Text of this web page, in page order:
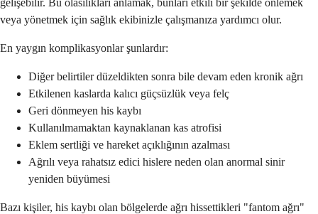
gelişebilir. Bu olasılıkları anlamak, bunları etkili bir şekilde önlemek
veya yönetmek için sağlık ekibinizle çalışmanıza yardımcı olur.
En yaygın komplikasyonlar şunlardır:
Diğer belirtiler düzeldikten sonra bile devam eden kronik ağrı
Etkilenen kaslarda kalıcı güçsüzlük veya felç
Geri dönmeyen his kaybı
Kullanılmamaktan kaynaklanan kas atrofisi
Eklem sertliği ve hareket açıklığının azalması
Ağrılı veya rahatsız edici hislere neden olan anormal sinir
yeniden büyümesi
Bazı kişiler, his kaybı olan bölgelerde ağrı hissettikleri "fantom ağrı"